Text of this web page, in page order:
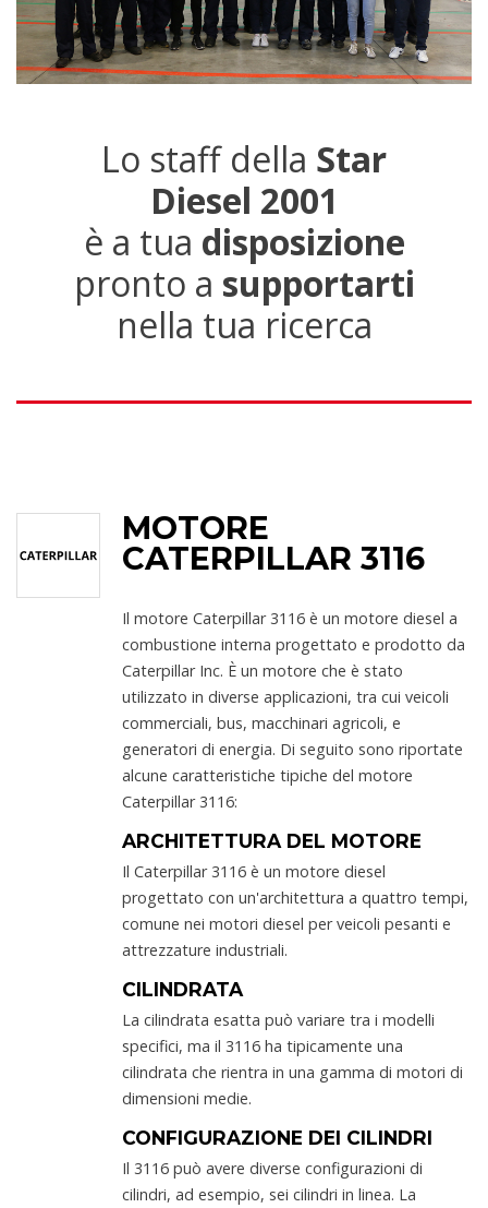
Lo staff della Star
Diesel 2001
è a tua disposizione
pronto a supportarti
nella tua ricerca
MOTORE
CATERPILLAR 3116
Il motore Caterpillar 3116 è un motore diesel a
combustione interna progettato e prodotto da
Caterpillar Inc. È un motore che è stato
utilizzato in diverse applicazioni, tra cui veicoli
commerciali, bus, macchinari agricoli, e
generatori di energia. Di seguito sono riportate
alcune caratteristiche tipiche del motore
Caterpillar 3116:
ARCHITETTURA DEL MOTORE
Il Caterpillar 3116 è un motore diesel
progettato con un'architettura a quattro tempi,
comune nei motori diesel per veicoli pesanti e
attrezzature industriali.
CILINDRATA
La cilindrata esatta può variare tra i modelli
specifici, ma il 3116 ha tipicamente una
cilindrata che rientra in una gamma di motori di
dimensioni medie.
CONFIGURAZIONE DEI CILINDRI
Il 3116 può avere diverse configurazioni di
cilindri, ad esempio, sei cilindri in linea. La